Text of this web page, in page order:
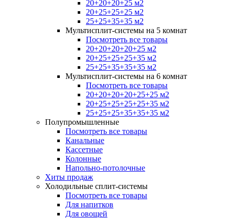
20+20+20+25 м2
20+25+25+25 м2
25+25+35+35 м2
Мультисплит-системы на 5 комнат
Посмотреть все товары
20+20+20+20+25 м2
20+25+25+25+35 м2
25+25+35+35+35 м2
Мультисплит-системы на 6 комнат
Посмотреть все товары
20+20+20+20+25+25 м2
20+25+25+25+25+35 м2
25+25+25+35+35+35 м2
Полупромышленные
Посмотреть все товары
Канальные
Кассетные
Колонные
Напольно-потолочные
Хиты продаж
Холодильные сплит-системы
Посмотреть все товары
Для напитков
Для овощей